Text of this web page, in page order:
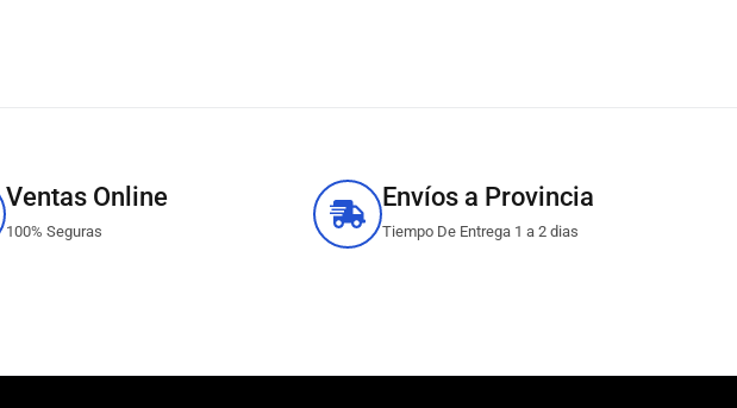
Ventas Online
100% Seguras
Envíos a Provincia
Tiempo De Entrega 1 a 2 dias